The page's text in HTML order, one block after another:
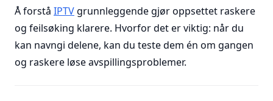
Å forstå IPTV grunnleggende gjør oppsettet raskere
og feilsøking klarere. Hvorfor det er viktig: når du
kan navngi delene, kan du teste dem én om gangen
og raskere løse avspillingsproblemer.